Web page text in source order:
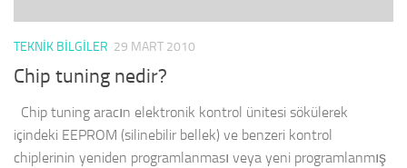
TEKNIK BILGILER 29 MART 2010
Chip tuning nedir?
Chip tuning aracın elektronik kontrol ünitesi sökülerek
içindeki EEPROM (silinebilir bellek) ve benzeri kontrol
chiplerinin yeniden programlanması veya yeni programlanmış